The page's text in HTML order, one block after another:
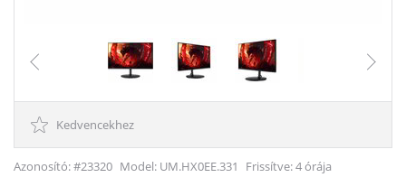
Kedvencekhez
Azonosító: #23320 Model: UM.HX0EE.331 Frissítve: 4 órája